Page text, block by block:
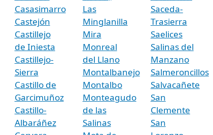
Casasimarro
Castejón
Castillejo
de Iniesta
Castillejo-
Sierra
Castillo de
Garcimuñoz
Castillo-
Albaráñez
Las
Minglanilla
Mira
Monreal
del Llano
Montalbanejo
Montalbo
Monteagudo
de las
Salinas
Saceda-
Trasierra
Saelices
Salinas del
Manzano
Salmeroncillos
Salvacañete
San
Clemente
San